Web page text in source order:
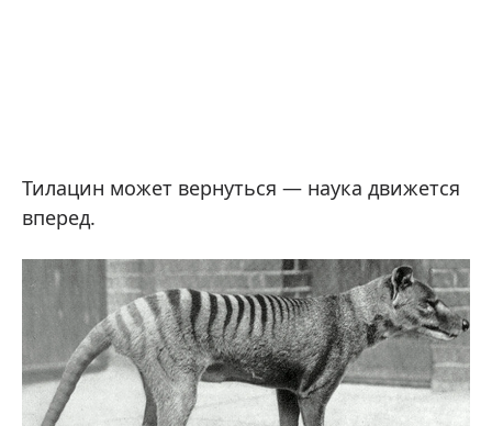
Тилацин может вернуться — наука движется
вперед.